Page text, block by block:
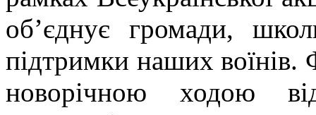
об’єднує громади,
підтримки наших воїнів.
новорічною ходою